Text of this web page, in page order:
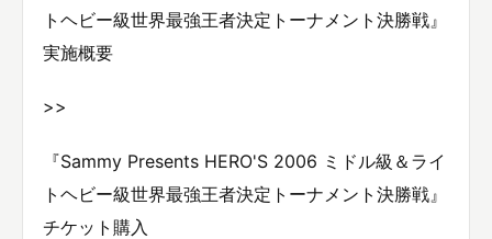
トヘビー級世界最強王者決定トーナメント決勝戦』
実施概要
>>
『Sammy Presents HERO'S 2006 ミドル級＆ライ
トヘビー級世界最強王者決定トーナメント決勝戦』
チケット購入